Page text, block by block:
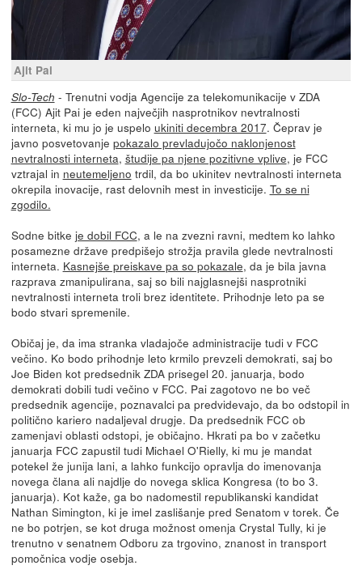
Ajit Pai
Slo-Tech - Trenutni vodja Agencije za telekomunikacije v ZDA
(FCC) Ajit Pai je eden največjih nasprotnikov nevtralnosti
interneta, ki mu jo je uspelo ukiniti decembra 2017. Čeprav je
javno posvetovanje pokazalo prevladujočo naklonjenost
nevtralnosti interneta, študije pa njene pozitivne vplive, je FCC
vztrajal in neutemeljeno trdil, da bo ukinitev nevtralnosti interneta
okrepila inovacije, rast delovnih mest in investicije. To se ni
zgodilo.
Sodne bitke je dobil FCC, a le na zvezni ravni, medtem ko lahko
posamezne države predpišejo strožja pravila glede nevtralnosti
interneta. Kasnejše preiskave pa so pokazale, da je bila javna
razprava zmanipulirana, saj so bili najglasnejši nasprotniki
nevtralnosti interneta troli brez identitete. Prihodnje leto pa se
bodo stvari spremenile.
Običaj je, da ima stranka vladajoče administracije tudi v FCC
večino. Ko bodo prihodnje leto krmilo prevzeli demokrati, saj bo
Joe Biden kot predsednik ZDA prisegel 20. januarja, bodo
demokrati dobili tudi večino v FCC. Pai zagotovo ne bo več
predsednik agencije, poznavalci pa predvidevajo, da bo odstopil in
politično kariero nadaljeval drugje. Da predsednik FCC ob
zamenjavi oblasti odstopi, je običajno. Hkrati pa bo v začetku
januarja FCC zapustil tudi Michael O'Rielly, ki mu je mandat
potekel že junija lani, a lahko funkcijo opravlja do imenovanja
novega člana ali najdlje do novega sklica Kongresa (to bo 3.
januarja). Kot kaže, ga bo nadomestil republikanski kandidat
Nathan Simington, ki je imel zaslišanje pred Senatom v torek. Če
ne bo potrjen, se kot druga možnost omenja Crystal Tully, ki je
trenutno v senatnem Odboru za trgovino, znanost in transport
pomočnica vodje osebja.